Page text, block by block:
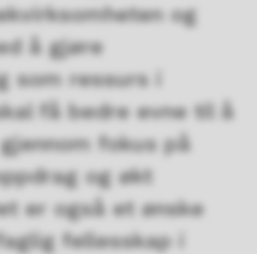
og
å gjøre
som ressurs i
få bedre evne til å
fokus på
og økt
er også et ønske
fellesskap i